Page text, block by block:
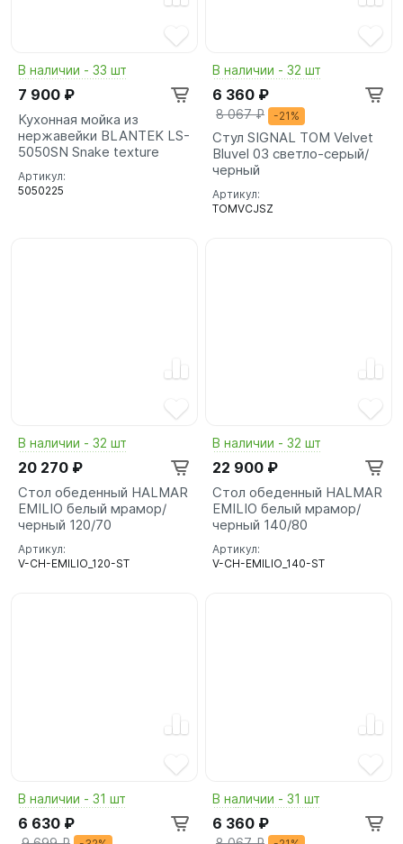
В наличии - 33 шт
7 900 ₽
Кухонная мойка из
нержавейки BLANTEK LS-
5050SN Snake texture
Артикул:
5050225
В наличии - 32 шт
6 360 ₽
8 067 ₽ -21%
Стул SIGNAL TOM Velvet
Bluvel 03 светло-серый/
черный
Артикул:
TOMVCJSZ
В наличии - 32 шт
20 270 ₽
Стол обеденный HALMAR
EMILIO белый мрамор/
черный 120/70
Артикул:
V-CH-EMILIO_120-ST
В наличии - 32 шт
22 900 ₽
Стол обеденный HALMAR
EMILIO белый мрамор/
черный 140/80
Артикул:
V-CH-EMILIO_140-ST
В наличии - 31 шт
6 630 ₽
В наличии - 31 шт
6 360 ₽